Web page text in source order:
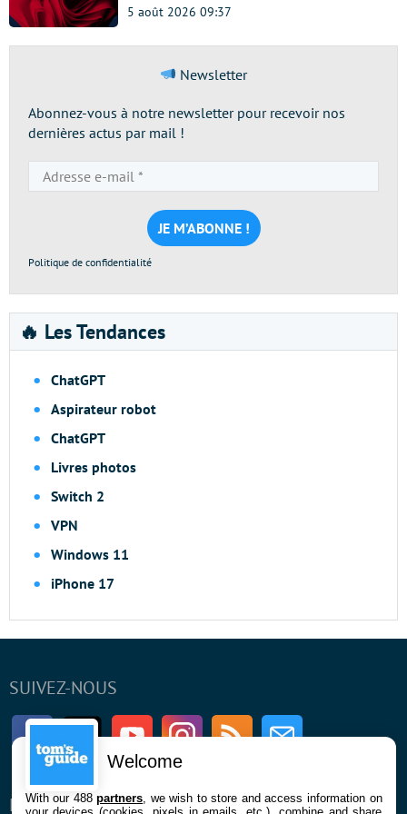
5 août 2026 09:37
Newsletter
Abonnez-vous à notre newsletter pour recevoir nos
dernières actus par mail !
e-
mail
*
Politique de confidentialité
🔥 Les Tendances
ChatGPT
Aspirateur robot
ChatGPT
Livres photos
Switch 2
VPN
Windows 11
iPhone 17
SUIVEZ-NOUS
FacebookTwitter Youtube InstagramRSS Newsletter
ENTREPRISE À PROPOS
Welcome
With our 488partners , we wish to store and access information on
your devices (cookies, pixels in emails, etc.), combine and share